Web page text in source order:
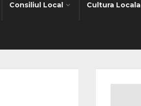
Consiliul Local Cultura Locala